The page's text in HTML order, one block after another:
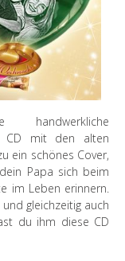
CD mit den alten
ein schönes Cover,
Papa sich beim
im Leben erinnern.
gleichzeitig auch
du ihm diese CD